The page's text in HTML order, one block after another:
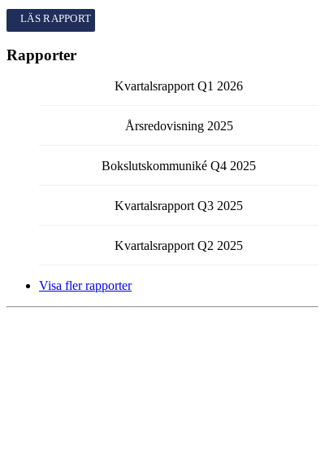
Kvartalsrapport
Rapporter
Kvartalsrapport Q1 2026
Årsredovisning 2025
Bokslutskommuniké Q4 2025
Kvartalsrapport Q3 2025
Kvartalsrapport Q2 2025
Visa fler rapporter